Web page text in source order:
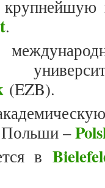
.
(EZB).
Польши –
в